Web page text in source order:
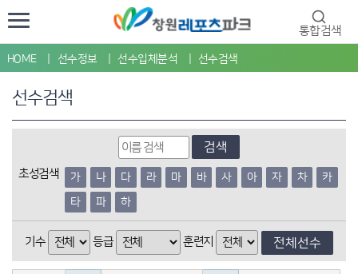
통합검색
HOME 선수정보 선수입체분석 선수검색
선수검색
검색
초성검색 가 나 다 라 마 바 사 아 자 차
카
타
파 하
기수 등급 훈련지 전체선수